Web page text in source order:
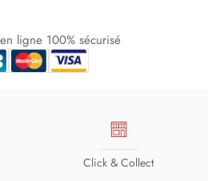
ligne 100% sécurisé
Click & Collect